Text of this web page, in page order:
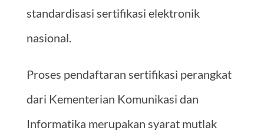
standardisasi sertifikasi elektronik
nasional.
Proses pendaftaran sertifikasi perangkat
dari Kementerian Komunikasi dan
Informatika merupakan syarat mutlak